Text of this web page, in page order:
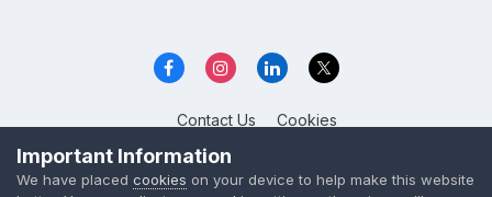
Contact Us Cookies
Overclockers GE
Powered by Invision Community
Important Information
We have placed cookies on your device to help make this website